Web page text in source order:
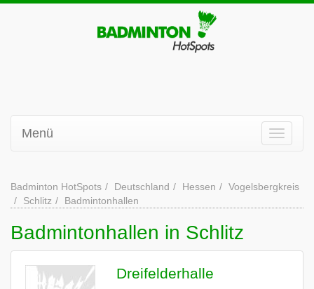
Menü
Badminton HotSpots Deutschland Hessen
Vogelsbergkreis
Schlitz
Badmintonhallen
Badmintonhallen in Schlitz
Dreifelderhalle